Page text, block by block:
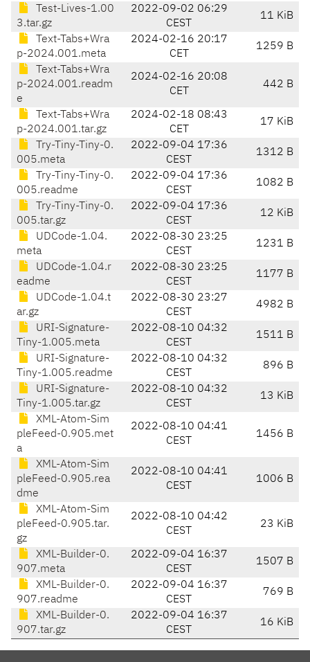
Test-Lives-1.00
3.tar.gz
2022-09-02 06:29
CEST
11 KiB
Text-Tabs+Wra
p-2024.001.meta
2024-02-16 20:17
CET
1259 B
Text-Tabs+Wra
p-2024.001.readm
e
2024-02-16 20:08
CET
442 B
Text-Tabs+Wra
p-2024.001.tar.gz
2024-02-18 08:43
CET
17 KiB
Try-Tiny-Tiny-0.
005.meta
2022-09-04 17:36
CEST
1312 B
Try-Tiny-Tiny-0.
005.readme
2022-09-04 17:36
CEST
1082 B
Try-Tiny-Tiny-0.
005.tar.gz
2022-09-04 17:36
CEST
12 KiB
UDCode-1.04.
meta
2022-08-30 23:25
CEST
1231 B
UDCode-1.04.r
eadme
2022-08-30 23:25
CEST
1177 B
UDCode-1.04.t
ar.gz
2022-08-30 23:27
CEST
4982 B
URI-Signature-
Tiny-1.005.meta
2022-08-10 04:32
CEST
1511 B
URI-Signature-
Tiny-1.005.readme
2022-08-10 04:32
CEST
896 B
URI-Signature-
Tiny-1.005.tar.gz
2022-08-10 04:32
CEST
13 KiB
XML-Atom-Sim
pleFeed-0.905.met
a
2022-08-10 04:41
CEST
1456 B
XML-Atom-Sim
pleFeed-0.905.rea
dme
2022-08-10 04:41
CEST
1006 B
XML-Atom-Sim
pleFeed-0.905.tar.
gz
2022-08-10 04:42
CEST
23 KiB
XML-Builder-0.
907.meta
2022-09-04 16:37
CEST
1507 B
XML-Builder-0.
907.readme
2022-09-04 16:37
CEST
769 B
XML-Builder-0.
907.tar.gz
2022-09-04 16:37
CEST
16 KiB